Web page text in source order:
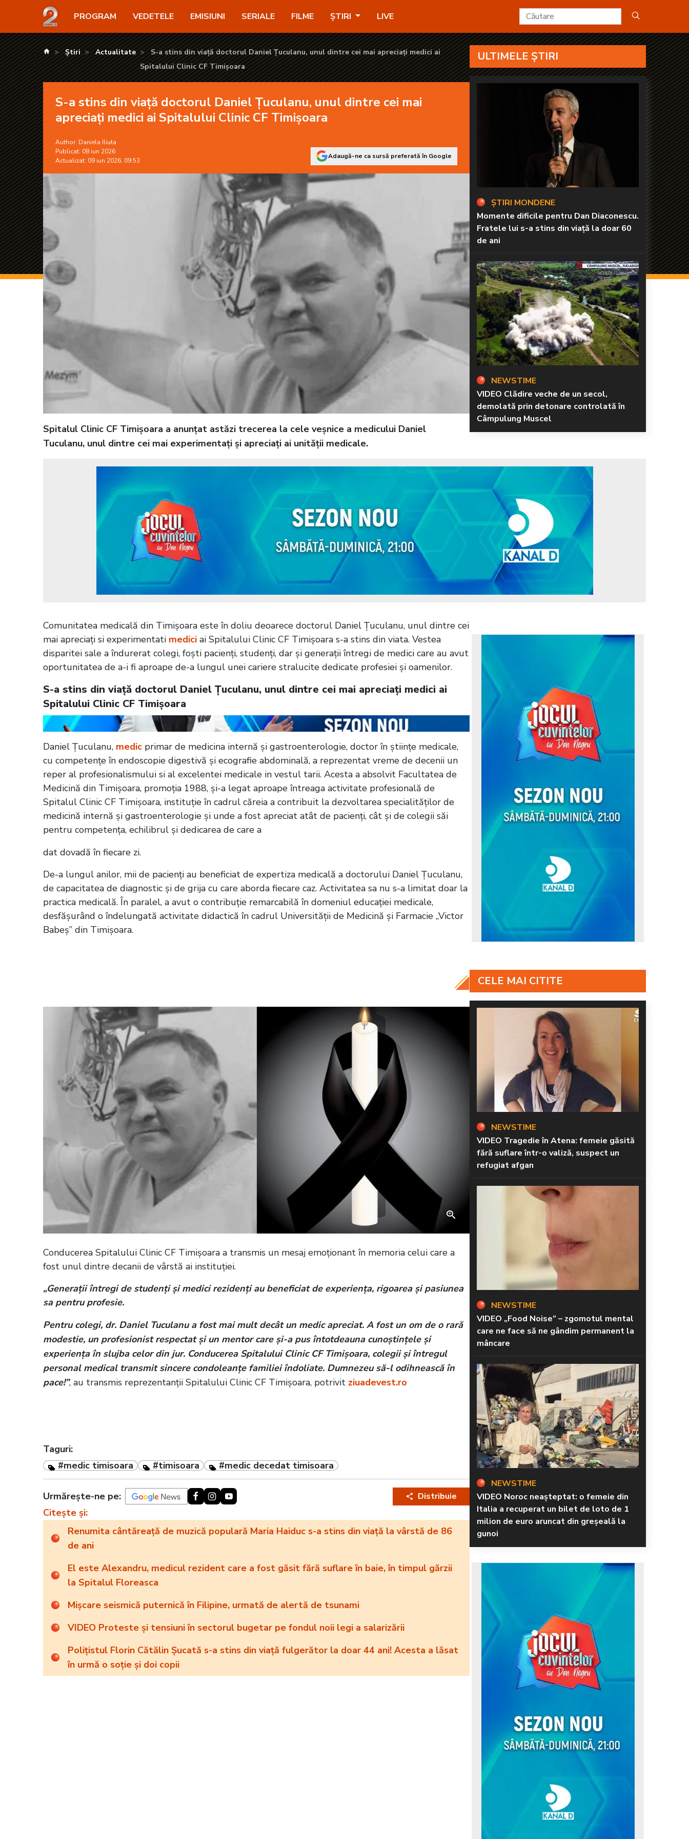
S-a stins din viață doctorul Daniel Țuculanu, unul dintre cei mai apreciați medici ai Spitalului Clinic CF Timișoara - KANAL D2
PROGRAM VEDETELE EMISIUNI SERIALE FILME ȘTIRI LIVE
kanald.ro
Știri Actualitate
S-a stins din viață doctorul Daniel Țuculanu, unul dintre cei mai apreciați medici ai
Spitalului Clinic CF Timișoara
S-a stins din viață doctorul Daniel Țuculanu, unul dintre cei mai
apreciați medici ai Spitalului Clinic CF Timișoara
Author: Daniela Iliuta
Publicat: 08 iun 2026
Actualizat: 09 iun 2026, 09:53
Adaugă-ne ca sursă preferată în Google
Spitalul Clinic CF Timișoara a anunțat astăzi trecerea la cele veșnice a medicului Daniel
Tuculanu, unul dintre cei mai experimentați și apreciați ai unității medicale.
ULTIMELE ȘTIRI
ȘTIRI MONDENE
Momente dificile pentru Dan Diaconescu.
Fratele lui s-a stins din viață la doar 60
de ani
NEWSTIME
VIDEO Clădire veche de un secol,
demolată prin detonare controlată în
Câmpulung Muscel
Comunitatea medicală din Timișoara este în doliu deoarece doctorul Daniel Țuculanu, unul dintre cei
mai apreciați si experimentati medici ai Spitalului Clinic CF Timișoara s-a stins din viata. Vestea
disparitei sale a îndurerat colegi, foști pacienți, studenți, dar și generații întregi de medici care au avut
oportunitatea de a-i fi aproape de-a lungul unei cariere stralucite dedicate profesiei și oamenilor.
S-a stins din viață doctorul Daniel Țuculanu, unul dintre cei mai apreciați medici ai
Spitalului Clinic CF Timișoara
Daniel Țuculanu, medic primar de medicina internă și gastroenterologie, doctor în științe medicale,
cu competențe în endoscopie digestivă și ecografie abdominală, a reprezentat vreme de decenii un
reper al profesionalismului si al excelentei medicale in vestul tarii. Acesta a absolvit Facultatea de
Medicină din Timișoara, promoția 1988, și-a legat aproape întreaga activitate profesională de
Spitalul Clinic CF Timișoara, instituție în cadrul căreia a contribuit la dezvoltarea specialităților de
medicină internă și gastroenterologie și unde a fost apreciat atât de pacienți, cât și de colegii săi
pentru competența, echilibrul și dedicarea de care a
dat dovadă în fiecare zi.
De-a lungul anilor, mii de pacienți au beneficiat de expertiza medicală a doctorului Daniel Țuculanu,
de capacitatea de diagnostic și de grija cu care aborda fiecare caz. Activitatea sa nu s-a limitat doar la
practica medicală. În paralel, a avut o contribuție remarcabilă în domeniul educației medicale,
desfășurând o îndelungată activitate didactică în cadrul Universității de Medicină și Farmacie „Victor
Babeș” din Timișoara.
Conducerea Spitalului Clinic CF Timișoara a transmis un mesaj emoționant în memoria celui care a
fost unul dintre decanii de vârstă ai instituției.
„Generații întregi de studenți și medici rezidenți au beneficiat de experiența, rigoarea și pasiunea
sa pentru profesie.
Pentru colegi, dr. Daniel Tuculanu a fost mai mult decât un medic apreciat. A fost un om de o rară
modestie, un profesionist respectat și un mentor care și-a pus întotdeauna cunoștințele și
experiența în slujba celor din jur. Conducerea Spitalului Clinic CF Timișoara, colegii și întregul
personal medical transmit sincere condoleanțe familiei îndoliate. Dumnezeu să-l odihnească în
pace!”, au transmis reprezentanții Spitalului Clinic CF Timișoara, potrivit ziuadevest.ro
Taguri:
#medic timisoara
#timisoara #medic decedat timisoara
Urmărește-ne pe: Distribuie
Citește și:
Renumita cântăreață de muzică populară Maria Haiduc s-a stins din viață la vârstă de 86
de ani
El este Alexandru, medicul rezident care a fost găsit fără suflare în baie, în timpul gărzii
la Spitalul Floreasca
Mișcare seismică puternică în Filipine, urmată de alertă de tsunami
VIDEO Proteste și tensiuni în sectorul bugetar pe fondul noii legi a salarizării
Polițistul Florin Cătălin Șucată s-a stins din viață fulgerător la doar 44 ani! Acesta a lăsat
în urmă o soție și doi copii
CELE MAI CITITE
NEWSTIME
VIDEO Tragedie în Atena: femeie găsită
fără suflare într-o valiză, suspect un
refugiat afgan
NEWSTIME
VIDEO „Food Noise” – zgomotul mental
care ne face să ne gândim permanent la
mâncare
NEWSTIME
VIDEO Noroc neașteptat: o femeie din
Italia a recuperat un bilet de loto de 1
milion de euro aruncat din greșeală la
gunoi